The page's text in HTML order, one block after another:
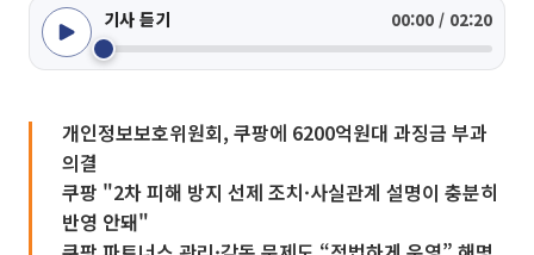
기사 듣기 00:00 / 02:20
개인정보보호위원회, 쿠팡에 6200억원대 과징금 부과
의결
쿠팡 "2차 피해 방지 선제 조치·사실관계 설명이 충분히
반영 안돼"